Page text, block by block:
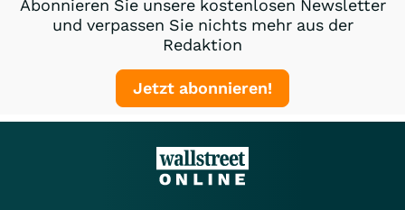
Abonnieren Sie unsere kostenlosen Newsletter
und verpassen Sie nichts mehr aus der
Redaktion
Jetzt abonnieren!